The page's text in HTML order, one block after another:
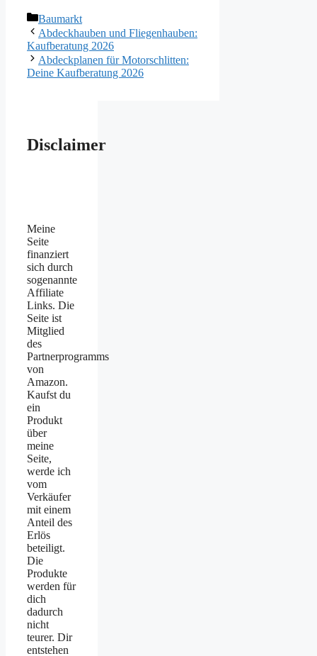
Kategorien
Baumarkt
Abdeckhauben und Fliegenhauben:
Kaufberatung 2026
Abdeckplanen für Motorschlitten:
Deine Kaufberatung 2026
Disclaimer
Meine
Seite
finanziert
sich durch
sogenannte
Affiliate
Links. Die
Seite ist
Mitglied
des
Partnerprogramms
von
Amazon.
Kaufst du
ein
Produkt
über
meine
Seite,
werde ich
vom
Verkäufer
mit einem
Anteil des
Erlös
beteiligt.
Die
Produkte
werden für
dich
dadurch
nicht
teurer. Dir
entstehen